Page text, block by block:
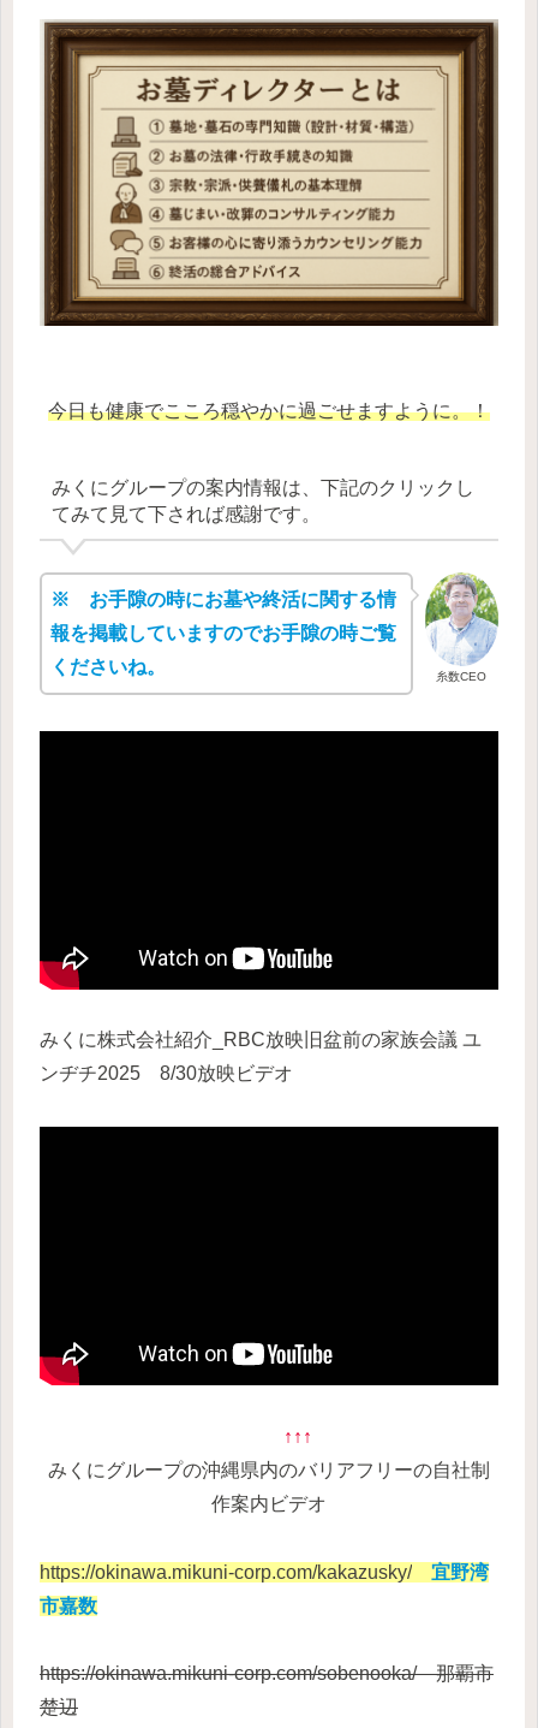
今日も健康でこころ穏やかに過ごせますように。！
みくにグループの案内情報は、下記のクリックし
てみて見て下されば感謝です。
糸数CEO
※ お手隙の時にお墓や終活に関する情
報を掲載していますのでお手隙の時ご覧
くださいね。
みくに株式会社紹介_RBC放映旧盆前の家族会議 ユ
ンヂチ2025 8/30放映ビデオ
↑↑↑
みくにグループの沖縄県内のバリアフリーの自社制
作案内ビデオ
https://okinawa.mikuni-corp.com/kakazusky/
宜野湾
市嘉数
https://okinawa.mikuni-corp.com/sobenooka/ 那覇市
楚辺